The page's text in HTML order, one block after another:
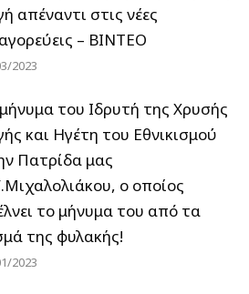
απέναντι στις νέες
– ΒΙΝΤΕΟ
2023
του Ιδρυτή της Χρυσής
και Ηγέτη του Εθνικισμού
Πατρίδα μας
ο οποίος
το μήνυμα του από τα
της φυλακής!
2023